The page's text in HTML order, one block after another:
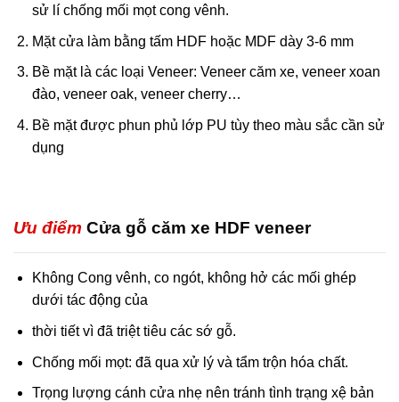
sử lí chống mối mọt cong vênh.
Mặt cửa làm bằng tấm HDF hoặc MDF dày 3-6 mm
Bề mặt là các loại Veneer: Veneer căm xe, veneer xoan
đào, veneer oak, veneer cherry…
Bề mặt được phun phủ lớp PU tùy theo màu sắc cần sử
dụng
Ưu điểm Cửa gỗ căm xe HDF veneer
Không Cong vênh, co ngót, không hở các mối ghép
dưới tác động của
thời tiết vì đã triệt tiêu các sớ gỗ.
Chống mối mọt: đã qua xử lý và tẩm trộn hóa chất.
Trọng lượng cánh cửa nhẹ nên tránh tình trạng xệ bản